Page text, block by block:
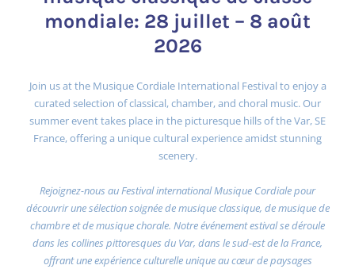
mondiale: 28 juillet – 8 août
2026
Join us at the Musique Cordiale International Festival to enjoy a
curated selection of classical, chamber, and choral music. Our
summer event takes place in the picturesque hills of the Var, SE
France, offering a unique cultural experience amidst stunning
scenery.
Rejoignez-nous au Festival international Musique Cordiale pour
découvrir une sélection soignée de musique classique, de musique de
chambre et de musique chorale. Notre événement estival se déroule
dans les collines pittoresques du Var, dans le sud-est de la France,
offrant une expérience culturelle unique au cœur de paysages